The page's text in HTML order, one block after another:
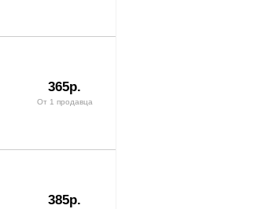
365р.
От 1 продавца
385р.